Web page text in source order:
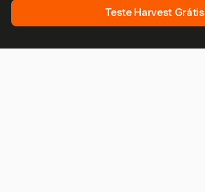
Teste Harvest Grátis